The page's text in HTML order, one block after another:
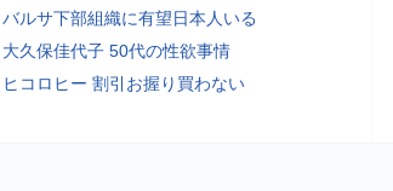
バルサ下部組織に有望日本人いる
大久保佳代子 50代の性欲事情
ヒコロヒー 割引お握り買わない